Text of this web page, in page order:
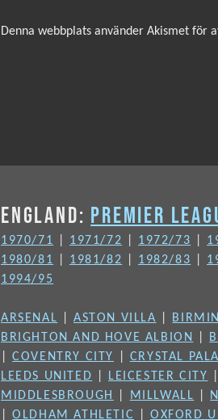
Denna webbplats använder Akismet för
ENGLAND: PREMIER
1970/71 1971/72 1972/73
1980/81
1981/82 1982/83
1994/95
ARSENAL |ASTON VILLA
BRIGHTON AND HOVE ALBION
|COVENTRY CITY CRYSTAL
LEEDS UNITED
LEICESTER CITY
MIDDLESBROUGH
MILLWALL
|OLDHAM ATHLETIC |OXFORD